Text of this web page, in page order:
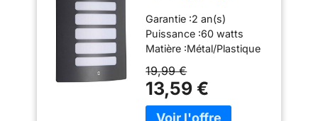
W, Silver,
90x23x29cm
Garantie :2 an(s)
Puissance :60 watts
Matière :Métal/Plastique
cm
19,99 €
13,59 €